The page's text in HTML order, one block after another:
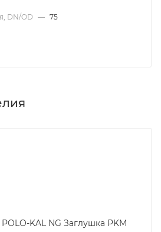
DN/OD — 75
POLO-KAL NG Заглушка PKM